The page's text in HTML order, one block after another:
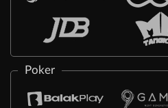
Poker